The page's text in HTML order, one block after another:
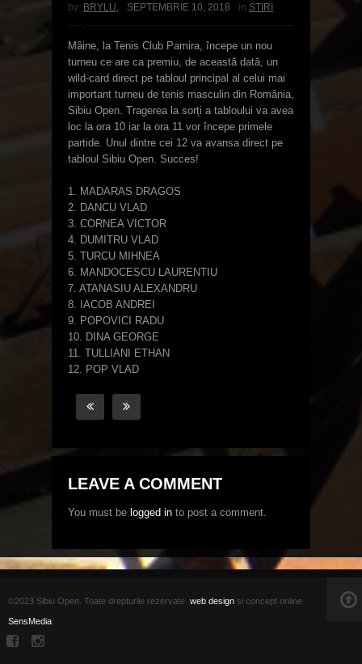
by: BRYLU SEPTEMBRIE 10, 2018 in STIRI
Mâine, la Tenis Club Pamira, începe un nou
turneu ce are ca premiu, de această dată, un
wild-card direct pe tabloul principal al celui mai
important turneu de tenis masculin din România,
Sibiu Open. Tragerea la sorți a tabloului va avea
loc la ora 10 iar la ora 11 vor începe primele
partide. Unul dintre cei 12 va avansa direct pe
tabloul Sibiu Open. Succes!
1. MADARAS DRAGOS
2. DANCU VLAD
3. CORNEA VICTOR
4. DUMITRU VLAD
5. TURCU MIHNEA
6. MANDOCESCU LAURENTIU
7. ATANASIU ALEXANDRU
8. IACOB ANDREI
9. POPOVICI RADU
10. DINA GEORGE
11. TULLIANI ETHAN
12. POP VLAD
LEAVE A COMMENT
You must be logged in to post a comment.
©2023 Sibiu Open. Toate drepturile rezervate. web design si concept online
SensMedia